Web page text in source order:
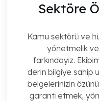
Sektöre
Kamu sektörü ve
yönetmelik
farkındayız.
derin bilgiye sahip
belgelerinizin
garanti etmek,